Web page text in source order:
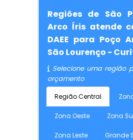
Regiões de São
Arco Íris atende
DAEE para Poço
São Lourenço -
Selecione uma região
orçamento
Região Central
Zona Oeste Zona
Zona Leste Grande